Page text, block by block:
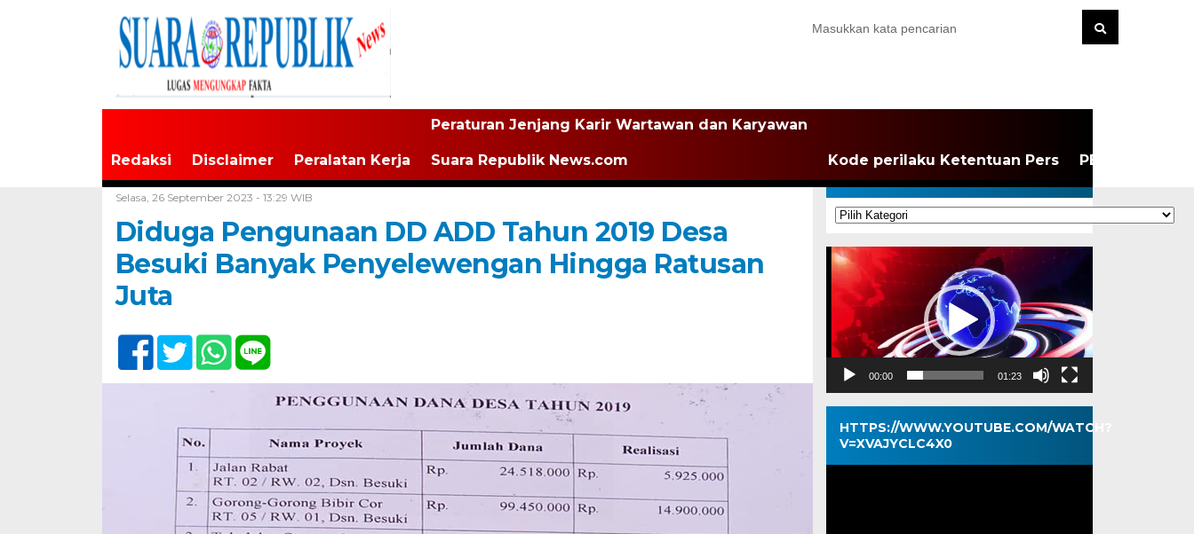
Redaksi Disclaimer Peralatan Kerja
Peraturan Jenjang Karir Wartawan dan Karyawan
Suara Republik News.com Kode perilaku Ketentuan Pers PEDOMAN
Selasa, 26 September 2023 - 13:29 WIB
Diduga Pengunaan DD ADD Tahun 2019 Desa
Besuki Banyak Penyelewengan Hingga Ratusan
Juta
KATEGORI
Kategori
Pemutar
Video
00:00 01:23
HTTPS://WWW.YOUTUBE.COM/WATCH?
V=XVAJYCLC4X0
Pemutar